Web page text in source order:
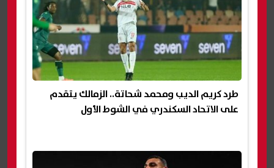
طرد كريم الديب ومحمد شحاتة.. الزمالك يتقدم
على الاتحاد السكندري في الشوط الأول